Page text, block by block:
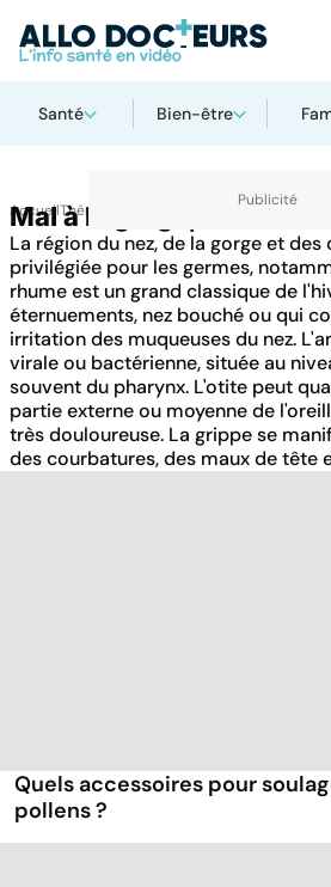
Santé Bien-être
AccueilThématiques
Mal à la gorge, aux
La région du nez, de la gorge et
privilégiée pour les germes,
rhume est un grand classique de
éternuements, nez bouché ou qui
irritation des muqueuses du nez.
virale ou bactérienne, située au
souvent du pharynx. L'otite peut
partie externe ou moyenne de
très douloureuse. La grippe se
des courbatures, des maux de tête
Quels accessoires pour
pollens ?